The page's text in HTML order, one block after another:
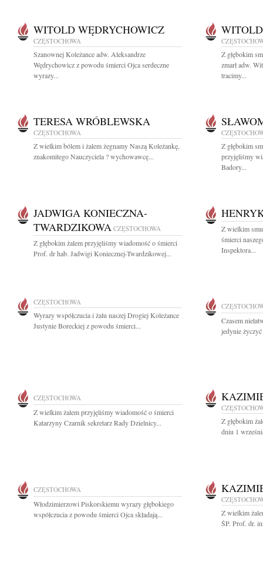
WITOLD WĘDRYCHOWICZ
CZĘSTOCHOWA
Szanownej Koleżance adw. Aleksandrze
Wędrychowicz z powodu śmierci Ojca serdeczne
wyrazy...
Z głębokim
zmarł adw.
tracimy...
TERESA WRÓBLEWSKA
CZĘSTOCHOWA
Z wielkim bólem i żalem żegnamy Naszą Koleżankę,
znakomitego Nauczyciela ? wychowawcę...
Z głębokim
przyjęliśmy
Badory...
JADWIGA KONIECZNA-
TWARDZIKOWA CZĘSTOCHOWA
Z głębokim żalem przyjęliśmy wiadomość o śmierci
Prof. dr hab. Jadwigi Koniecznej-Twardzikowej...
Z wielkim
śmierci
Inspektora...
CZĘSTOCHOWA
Wyrazy współczucia i żalu naszej Drogiej Koleżance
Justynie Boreckiej z powodu śmierci...
Czasem
jedynie
CZĘSTOCHOWA
Z wielkim żalem przyjęliśmy wiadomość o śmierci
Katarzyny Czarnik sekretarz Rady Dzielnicy...
Z głębokim
dniu 1
CZĘSTOCHOWA
Włodzimierzowi Piskorskiemu wyrazy głębokiego
współczucia z powodu śmierci Ojca składają...
Z wielkim
ŚP. Prof. dr.